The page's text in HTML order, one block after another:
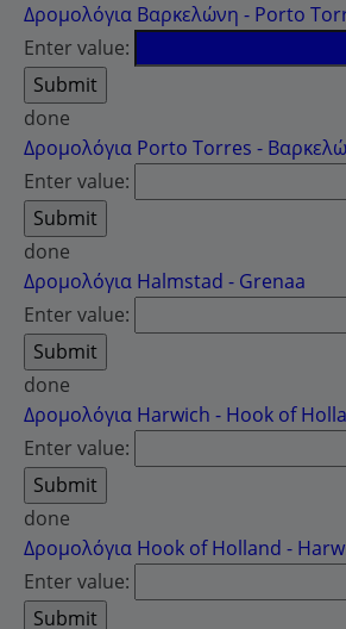
Δρομολόγια Βαρκελώνη - Porto
Enter value:
done
Δρομολόγια Porto Torres -
Enter value:
done
Δρομολόγια Halmstad - Grenaa
Enter value:
done
Δρομολόγια Harwich - Hook of
Enter value:
done
Δρομολόγια Hook of Holland -
Enter value: